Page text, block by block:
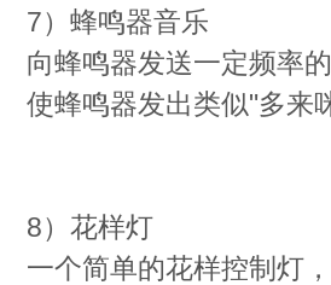
7）蜂鸣器音乐
向蜂鸣器发送一定频率
使蜂鸣器发出类似"多来
8）花样灯
一个简单的花样控制灯